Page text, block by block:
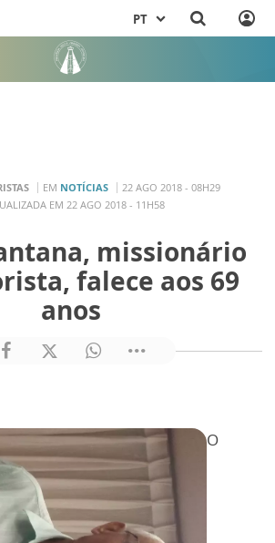
PT
EM NOTÍCIAS
22 AGO 2018 - 08H29
EM 22 AGO 2018 - 11H58
missionário
falece aos 69
anos
O